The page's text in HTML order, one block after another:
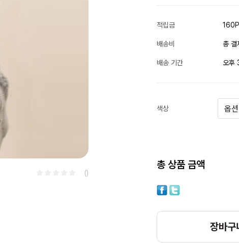
()
적립금 160P
배송비 총
배송 기간 오후
색상
총 상품 금액
장바구